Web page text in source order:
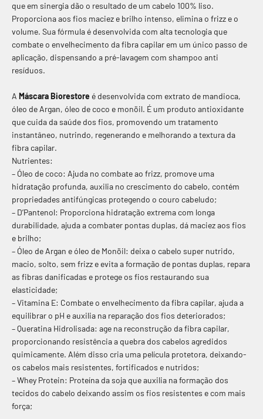
que em sinergia dão o resultado de um cabelo 100% liso.
Proporciona aos fios maciez e brilho intenso, elimina o frizz e o
volume. Sua fórmula é desenvolvida com alta tecnologia que
combate o envelhecimento da fibra capilar em um único passo de
aplicação, dispensando a pré-lavagem com shampoo anti
resíduos.
A Máscara Biorestore é desenvolvida com extrato de mandioca,
óleo de Argan, óleo de coco e monöil. É um produto antioxidante
que cuida da saúde dos fios, promovendo um tratamento
instantâneo, nutrindo, regenerando e melhorando a textura da
fibra capilar.
Nutrientes:
– Óleo de coco: Ajuda no combate ao frizz, promove uma
hidratação profunda, auxilia no crescimento do cabelo, contém
propriedades antifúngicas protegendo o couro cabeludo;
– D’Pantenol: Proporciona hidratação extrema com longa
durabilidade, ajuda a combater pontas duplas, dá maciez aos fios
e brilho;
– Óleo de Argan e óleo de Monöil: deixa o cabelo super nutrido,
macio, solto, sem frizz e evita a formação de pontas duplas, repara
as fibras danificadas e protege os fios restaurando sua
elasticidade;
– Vitamina E: Combate o envelhecimento da fibra capilar, ajuda a
equilibrar o pH e auxilia na reparação dos fios deteriorados;
– Queratina Hidrolisada: age na reconstrução da fibra capilar,
proporcionando resistência a quebra dos cabelos agredidos
quimicamente. Além disso cria uma película protetora, deixando-
os cabelos mais resistentes, fortificados e nutridos;
– Whey Protein: Proteína da soja que auxilia na formação dos
tecidos do cabelo deixando assim os fios resistentes e com mais
força;